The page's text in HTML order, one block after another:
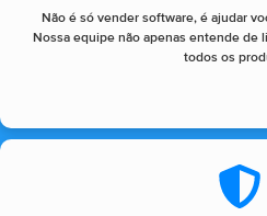
Não é só vender software, é ajudar
Nossa equipe não apenas entende de
todos os